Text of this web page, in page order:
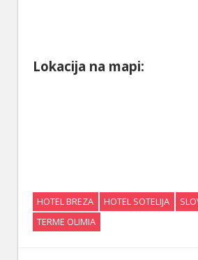
Lokacija na mapi:
HOTEL BREZA HOTEL SOTELIJA
TERME OLIMIA